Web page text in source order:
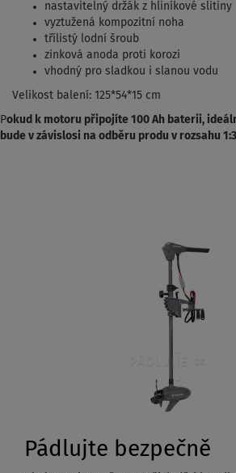
nastavitelný držák z hliníkové slitiny
vyztužená kompozitní noha
třílistý lodní šroub
zinková anoda proti korozi
vhodný pro sladkou i slanou vodu
Velikost balení: 125*54*15 cm
Pokud k motoru připojíte 100 Ah baterii,
bude v závislosi na odběru produ v rozsahu
Pádlujte bezpečně